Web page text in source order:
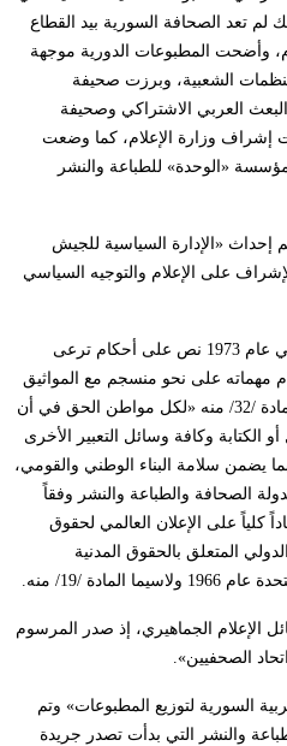
لم تعد الصحافة السورية بيد القطاع
وأضحت المطبوعات الدورية موجهة
الشعبية، وبرزت صحيفة
العربي الاشتراكي وصحيفة
إشراف وزارة الإعلام، كما وضعت
«الوحدة» للطباعة والنشر
تم إحداث «الإدارة السياسية للجيش
على الإعلام والتوجيه السياسي
وعندما صدر الدستور السوري الحالي عام 1973 نص على أحكام ترعى
مهماته على نحو منسجم مع المواثيق
والاتفاقيات الدولية حيث جاء في المادة /32/ منه «لكل مواطن الحق في أن
الكتابة وكافة وسائل التعبير الأخرى
يضمن سلامة البناء الوطني والقومي،
الصحافة والطباعة والنشر وفقاً
كلياً على الإعلان العالمي لحقوق
المتعلق بالحقوق المدنية
/19/ منه.
وسائل الإعلام الجماهيري، إذ صدر المرسوم
السورية لتوزيع المطبوعات» وتم
والنشر التي بدأت تصدر جريدة